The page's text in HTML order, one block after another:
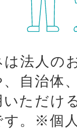
は法人の
、自治体
いただけ
。
※個